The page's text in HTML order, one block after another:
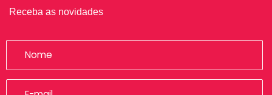
Receba as novidades